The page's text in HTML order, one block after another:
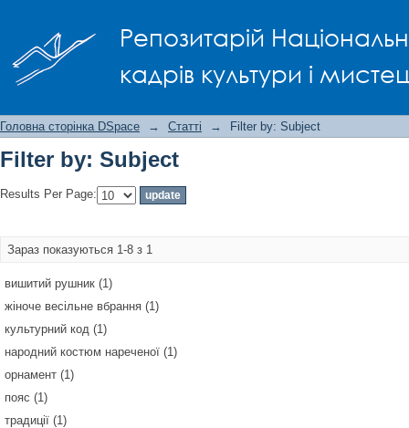
Репозитарій
кадрів культури і
Головна сторінка DSpace → Статті → Filter by: Subject
Filter by: Subject
Results Per Page:
Зараз показуються 1-8 з 1
вишитий рушник (1)
жіноче весільне вбрання (1)
культурний код (1)
народний костюм нареченої (1)
орнамент (1)
пояс (1)
традиції (1)